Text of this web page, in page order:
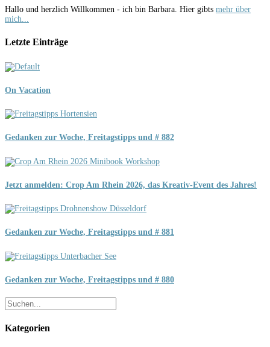
Hallo und herzlich Willkommen - ich bin Barbara. Hier gibts mehr über
mich...
Letzte Einträge
On Vacation
Gedanken zur Woche, Freitagstipps und # 882
Jetzt anmelden: Crop Am Rhein 2026, das Kreativ-Event des Jahres!
Gedanken zur Woche, Freitagstipps und # 881
Gedanken zur Woche, Freitagstipps und # 880
Kategorien